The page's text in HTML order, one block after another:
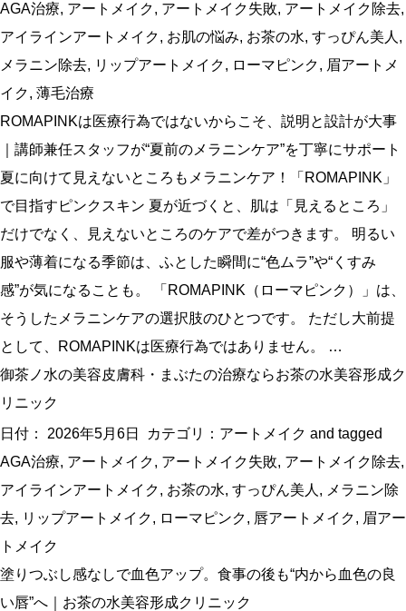
AGA治療, アートメイク, アートメイク失敗, アートメイク除去,
アイラインアートメイク, お肌の悩み, お茶の水, すっぴん美人 ,
メラニン除去, リップアートメイク, ローマピンク, 眉アートメ
イク, 薄毛治療
ROMAPINKは医療行為ではないからこそ、説明と設計が大事
｜講師兼任スタッフが“夏前のメラニンケア”を丁寧にサポート
夏に向けて見えないところもメラニンケア！「ROMAPINK」
で目指すピンクスキン 夏が近づくと、肌は「見えるところ」
だけでなく、見えないところのケアで差がつきます。 明るい
服や薄着になる季節は、ふとした瞬間に“色ムラ”や“くすみ
感”が気になることも。 「ROMAPINK（ローマピンク）」は、
そうしたメラニンケアの選択肢のひとつです。 ただし大前提
として、ROMAPINKは医療行為ではありません。 …
御茶ノ水の美容皮膚科・まぶたの治療ならお茶の水美容形成ク
リニック
日付： 2026年5月6日 カテゴリ： アートメイク and tagged
AGA治療, アートメイク, アートメイク失敗, アートメイク除去,
アイラインアートメイク, お茶の水, すっぴん美人 , メラニン除
去, リップアートメイク, ローマピンク, 唇アートメイク, 眉アー
トメイク
塗りつぶし感なしで血色アップ。食事の後も“内から血色の良
い唇”へ｜お茶の水美容形成クリニック